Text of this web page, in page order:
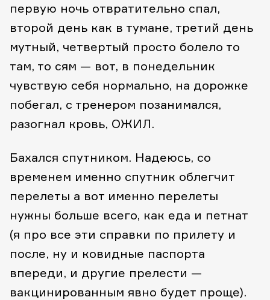
первую ночь отвратительно спал,
второй день как в тумане, третий день
мутный, четвертый просто болело то
там, то сям — вот, в понедельник
чувствую себя нормально, на дорожке
побегал, с тренером позанимался,
разогнал кровь, ОЖИЛ.
Бахался спутником. Надеюсь, со
временем именно спутник облегчит
перелеты а вот именно перелеты
нужны больше всего, как еда и петнат
(я про все эти справки по прилету и
после, ну и ковидные паспорта
впереди, и другие прелести —
вакцинированным явно будет проще).